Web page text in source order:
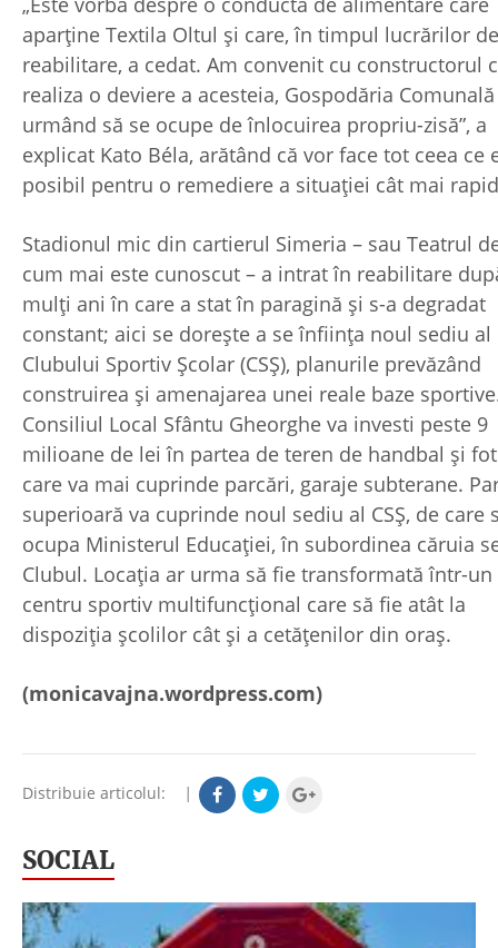
aparține Textila Oltul și care, în timpul lucrărilor de
reabilitare, a cedat. Am convenit cu constructorul
realiza o deviere a acesteia, Gospodăria Comunală
urmând să se ocupe de înlocuirea propriu-zisă”, a
explicat Kato Béla, arătând că vor face tot ceea ce
posibil pentru o remediere a situației cât mai
Stadionul mic din cartierul Simeria – sau Teatrul
cum mai este cunoscut – a intrat în reabilitare
mulți ani în care a stat în paragină și s-a degradat
constant; aici se dorește a se înființa noul sediu al
Clubului Sportiv Școlar (CSŞ), planurile prevăzând
construirea și amenajarea unei reale baze
Consiliul Local Sfântu Gheorghe va investi peste 9
milioane de lei în partea de teren de handbal și
care va mai cuprinde parcări, garaje subterane.
superioară va cuprinde noul sediu al CSŞ, de care
ocupa Ministerul Educației, în subordinea căruia
Clubul. Locaţia ar urma să fie transformată într-un
centru sportiv multifuncţional care să fie atât la
dispoziţia şcolilor cât şi a cetăţenilor din oraş.
(monicavajna.wordpress.com)
Distribuie articolul: |
SOCIAL